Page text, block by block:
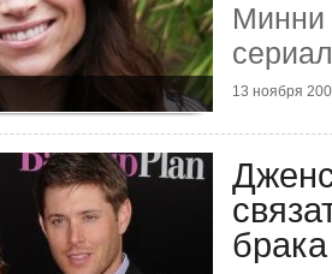
Минни
13 ноября
брака